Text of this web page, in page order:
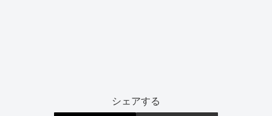
シェアする